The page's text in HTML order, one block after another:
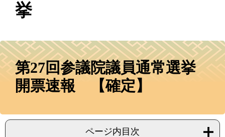
挙
本
文
第27回参議院議員通常選挙
開票速報 【確定】
ページ内目次